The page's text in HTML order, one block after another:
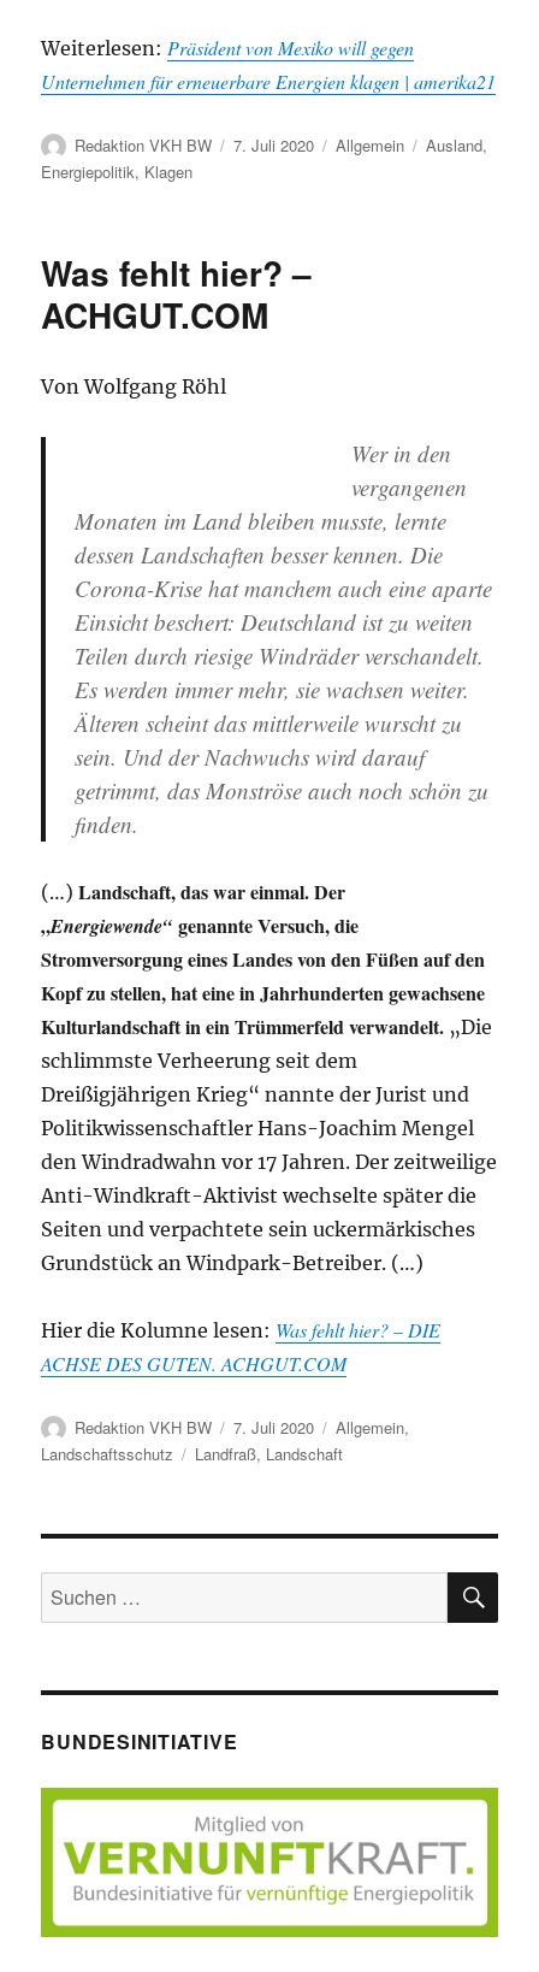
Weiterlesen:Präsident von Mexiko will gegen
Unternehmen für erneuerbare Energien klagen | amerika21
Autor
Redaktion VKH BW
Veröffentlicht
7. Juli 2020 Kategorien
Allgemein Schlagwörter
Ausland,
Energiepolitik, Klagen
Was fehlt hier? –
ACHGUT.COM
Von Wolfgang Röhl
Wer in den
vergangenen
Monaten im Land bleiben musste, lernte
dessen Landschaften besser kennen. Die
Corona-Krise hat manchem auch eine aparte
Einsicht beschert: Deutschland ist zu weiten
Teilen durch riesige Windräder verschandelt.
Es werden immer mehr, sie wachsen weiter.
Älteren scheint das mittlerweile wurscht zu
sein. Und der Nachwuchs wird darauf
getrimmt, das Monströse auch noch schön zu
finden.
(…)Landschaft, das war einmal. Der
„Energiewende“genannte Versuch, die
Stromversorgung eines Landes von den Füßen auf den
Kopf zu stellen, hat eine in Jahrhunderten gewachsene
Kulturlandschaft in ein Trümmerfeld verwandelt. „Die
schlimmste Verheerung seit dem
Dreißigjährigen Krieg“ nannte der Jurist und
Politikwissenschaftler Hans-Joachim Mengel
den Windradwahn vor 17 Jahren. Der zeitweilige
Anti-Windkraft-Aktivist wechselte später die
Seiten und verpachtete sein uckermärkisches
Grundstück an Windpark-Betreiber. (…)
Hier die Kolumne lesen: Was fehlt hier? – DIE
ACHSE DES GUTEN. ACHGUT.COM
Autor
Redaktion VKH BW
Veröffentlicht
am
7. Juli 2020 Kategorien
Allgemein,
Landschaftsschutz
Schlagwörter
Landfraß, Landschaft
Suche
nach:
BUNDESINITIATIVE